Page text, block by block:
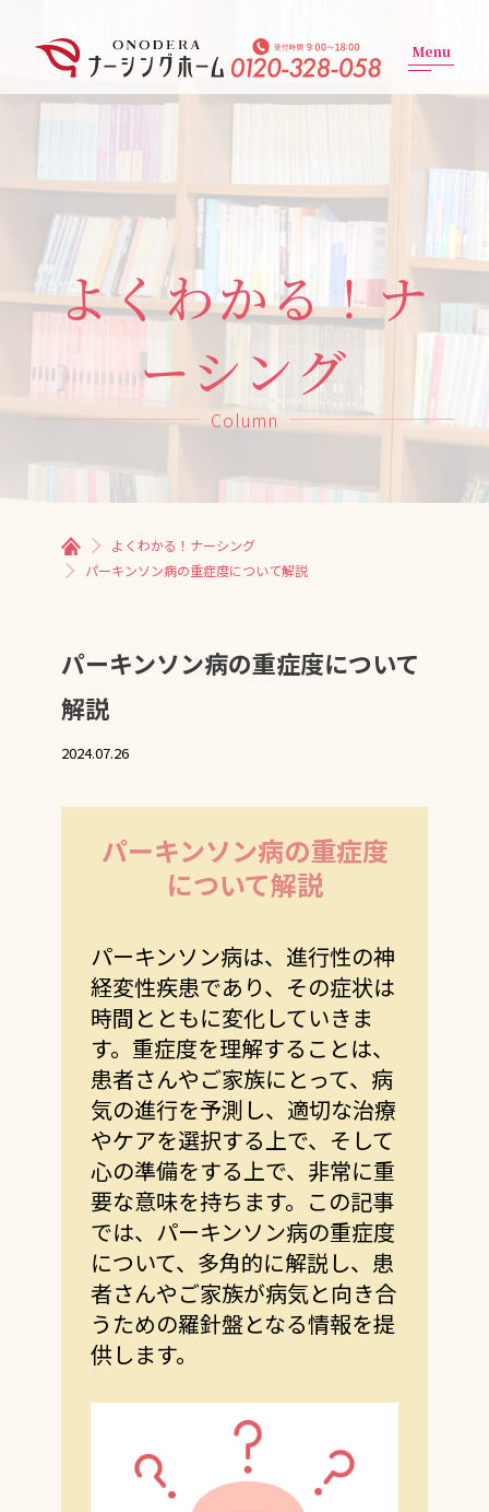
Menu
よくわかる！ナ
ーシング
Column
よくわかる！ナーシング
パーキンソン病の重症度について解説
パーキンソン病の重症度について
解説
2024.07.26
パーキンソン病の重症度
について解説
パーキンソン病は、進行性の神
経変性疾患であり、その症状は
時間とともに変化していきま
す。重症度を理解することは、
患者さんやご家族にとって、病
気の進行を予測し、適切な治療
やケアを選択する上で、そして
心の準備をする上で、非常に重
要な意味を持ちます。この記事
では、パーキンソン病の重症度
について、多角的に解説し、患
者さんやご家族が病気と向き合
うための羅針盤となる情報を提
供します。